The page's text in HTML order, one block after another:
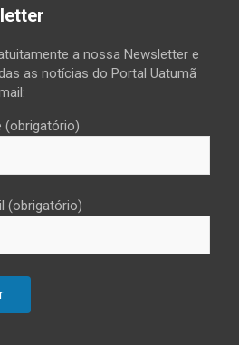
a nossa Newsletter e
as notícias do Portal Uatumã
(obrigatório)
(obrigatório)